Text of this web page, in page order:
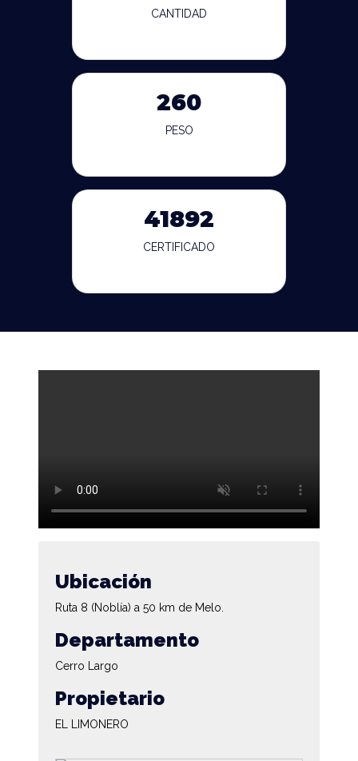
CANTIDAD
260
PESO
41892
CERTIFICADO
Ubicación
Ruta 8 (Noblía) a 50 km de Melo.
Departamento
Cerro Largo
Propietario
EL LIMONERO